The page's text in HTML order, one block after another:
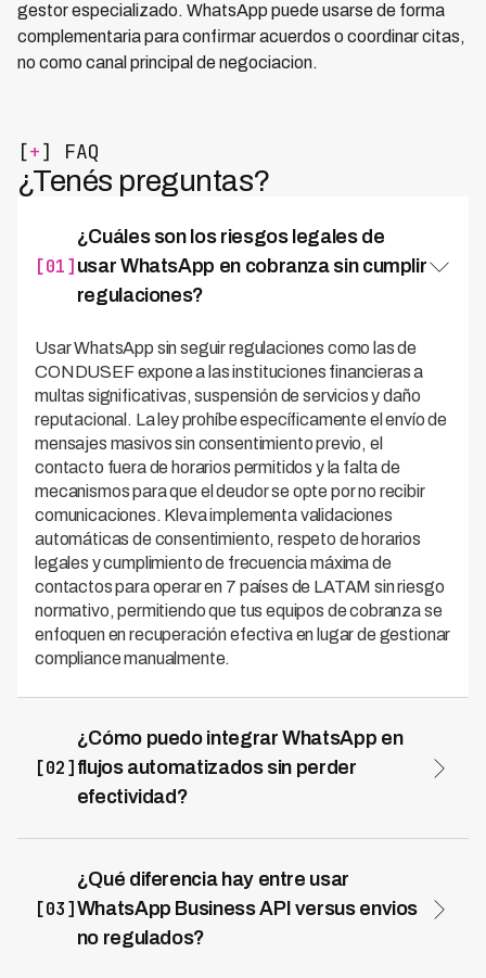
gestor especializado. WhatsApp puede usarse de forma
complementaria para confirmar acuerdos o coordinar citas,
no como canal principal de negociacion.
[+] FAQ
¿Tenés preguntas?
[01]
¿Cuáles son los riesgos legales de
usar WhatsApp en cobranza sin cumplir
regulaciones?
Usar WhatsApp sin seguir regulaciones como las de
CONDUSEF expone a las instituciones financieras a
multas significativas, suspensión de servicios y daño
reputacional. La ley prohíbe específicamente el envío de
mensajes masivos sin consentimiento previo, el
contacto fuera de horarios permitidos y la falta de
mecanismos para que el deudor se opte por no recibir
comunicaciones. Kleva implementa validaciones
automáticas de consentimiento, respeto de horarios
legales y cumplimiento de frecuencia máxima de
contactos para operar en 7 países de LATAM sin riesgo
normativo, permitiendo que tus equipos de cobranza se
enfoquen en recuperación efectiva en lugar de gestionar
compliance manualmente.
[02]
¿Cómo puedo integrar WhatsApp en
flujos automatizados sin perder
efectividad?
del deudor, pero implementarla correctamente aumenta
WhatsApp en flujos que combinan mensajería
automatizada con datos del historial del cliente,
[03]
¿Qué diferencia hay entre usar
WhatsApp Business API versus envios
no regulados?